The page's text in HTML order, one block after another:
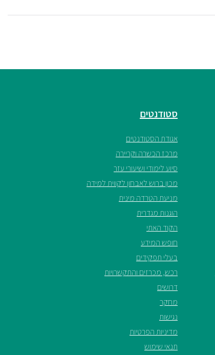
סטודנטים
אגודת הסטודנטים
מרכז הכשרה וקריירה
סיוע לימודי ושיעורי עזר
מכון ברוש לאבחון לקווית למידה
מניעת הטרדה מינית
הוגנות מגדרית
הקוד האתי
חופש המידע
בעלי תפקידים
רכש, מכרזים והתקשרויות
דרושים
מחקר
נגישות
מדיניות הפרטיות
תנאי שימוש